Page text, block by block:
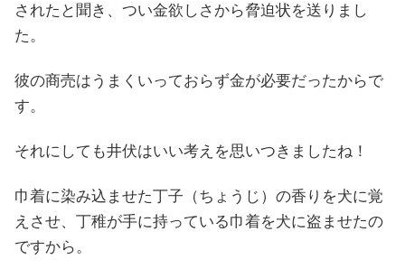
されたと聞き、つい金欲しさから脅迫状を送りまし
た。
彼の商売はうまくいっておらず金が必要だったからで
す。
それにしても井伏はいい考えを思いつきましたね！
巾着に染み込ませた丁子（ちょうじ）の香りを犬に覚
えさせ、丁稚が手に持っている巾着を犬に盗ませたの
ですから。